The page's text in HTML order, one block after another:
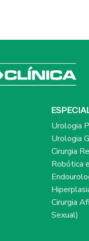
Urologia
Urologia
Cirurgia
Robótica
Cirurgia
Sexual)